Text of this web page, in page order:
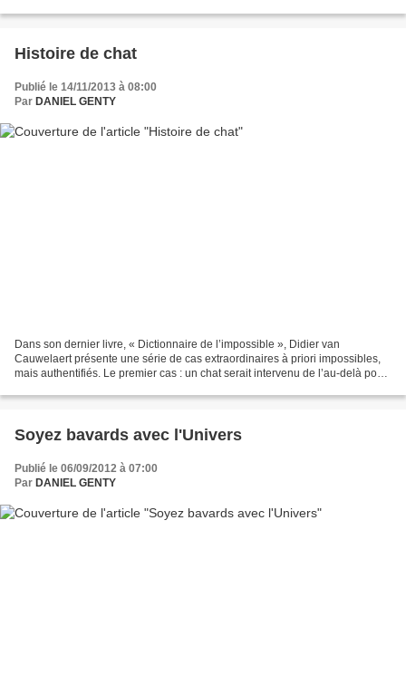
Histoire de chat
Publié le 14/11/2013 à 08:00
Par DANIEL GENTY
Dans son dernier livre, « Dictionnaire de l’impossible », Didier van
Cauwelaert présente une série de cas extraordinaires à priori impossibles,
mais authentifiés. Le premier cas : un chat serait intervenu de l’au-delà pour
Soyez bavards avec l'Univers
Publié le 06/09/2012 à 07:00
Par DANIEL GENTY